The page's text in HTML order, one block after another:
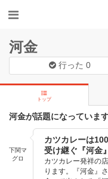
河金
行った0
トップ
河金が話題になっていま
下関マ
グロ
カツカレーは
受け継ぐ『河金
カツカレー発祥の
ります。『河金』